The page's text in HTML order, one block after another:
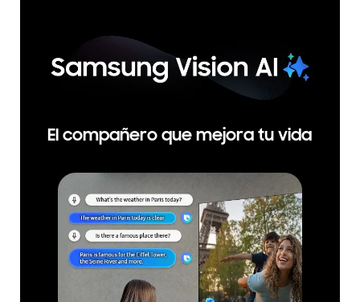
El compañero que mejora tu vida